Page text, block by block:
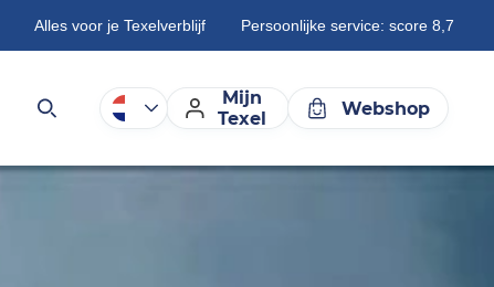
Alles voor je Texelverblijf Persoonlijke service: score 8,7
Mijn
Texel
Webshop